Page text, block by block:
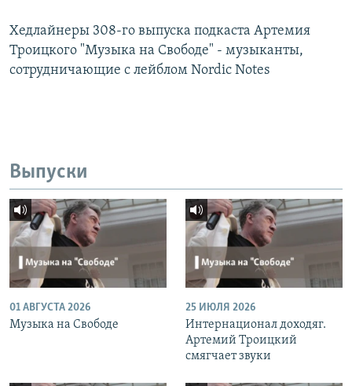
Хедлайнеры 308-го выпуска подкаста Артемия
Троицкого "Музыка на Свободе" - музыканты,
сотрудничающие с лейблом Nordic Notes
Выпуски
01 АВГУСТА 2026
Музыка на Свободе
25 ИЮЛЯ 2026
Интернационал доходяг.
Артемий Троицкий
смягчает звуки